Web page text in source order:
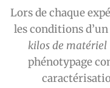
Lors de chaque
les conditions
kilos de matériel
phénotypage